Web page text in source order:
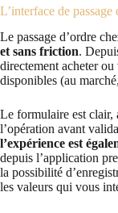
L’interface de
Le passage d’ordre
et sans friction.
directement acheter
disponibles (au
Le formulaire est clair,
l’opération avant
l’expérience est
depuis l’application
la possibilité
les valeurs qui vous